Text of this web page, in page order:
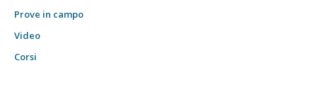
Prove in campo
Video
Corsi